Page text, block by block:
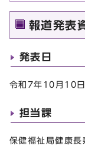
報道発表
発表日
令和7年10月10日
担当課
保健福祉局健康